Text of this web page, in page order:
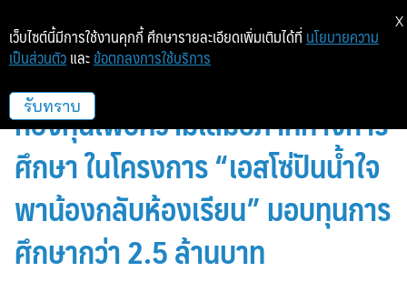
เอสโซ่และเอ็กซอนโมบิล ร่วมกับ
กองทุนเพื่อความเสมอภาคทางการ
ศึกษา ในโครงการ “เอสโซ่ปันน้ำใจ
พาน้องกลับห้องเรียน” มอบทุนการ
ศึกษากว่า 2.5 ล้านบาท
เว็บไซต์นี้มีการใช้งานคุกกี้ ศึกษารายละเอียดเพิ่มเติมได้ที่ นโยบายความ
เป็นส่วนตัว และ ข้อตกลงการใช้บริการ
รับทราบ
X